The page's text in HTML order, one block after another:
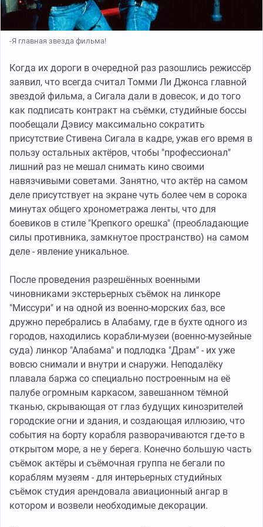
-Я главная звезда фильма!
Когда их дороги в очередной раз разошлись режиссёр
заявил, что всегда считал Томми Ли Джонса главной
звездой фильма, а Сигала дали в довесок, и до того
как подписать контракт на съёмки, студийные боссы
пообещали Дэвису максимально сократить
присутствие Стивена Сигала в кадре, ужав его время в
пользу остальных актёров, чтобы "профессионал"
лишний раз не мешал снимать кино своими
навязчивыми советами. Занятно, что актёр на самом
деле присутствует на экране чуть более чем в сорока
минутах общего хронометража ленты, что для
боевиков в стиле "Крепкого орешка" (преобладающие
силы противника, замкнутое пространство) на самом
деле - явление уникальное.
После проведения разрешённых военными
чиновниками экстерьерных съёмок на линкоре
"Миссури" и на одной из военно-морских баз, все
дружно перебрались в Алабаму, где в бухте одного из
городов, находились корабли-музеи (военно-музейные
суда) линкор "Алабама" и подлодка "Драм" - их уже
вовсю снимали и внутри и снаружи. Неподалёку
плавала баржа со специально построенным на её
палубе огромным каркасом, завешанном тёмной
тканью, скрывающая от глаз будущих кинозрителей
городские огни и здания, и создающая иллюзию, что
события на борту корабля разворачиваются где-то в
открытом море, а не у берега. Конечно большую часть
съёмок актёры и съёмочная группа не бегали по
кораблям музеям - для интерьерных студийных
съёмок студия арендовала авиационный ангар в
котором и возвели необходимые декорации.